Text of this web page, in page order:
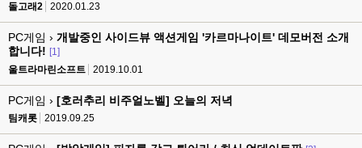
돌고래2 2020.01.23
PC게임 › 개발중인 사이드뷰 액션게임 '카르마나이트' 데모버전 소개
합니다! [1]
울트라마린소프트
2019.10.01
PC게임 › [호러추리 비주얼노벨] 오늘의 저녁
팀캐롯 2019.09.25